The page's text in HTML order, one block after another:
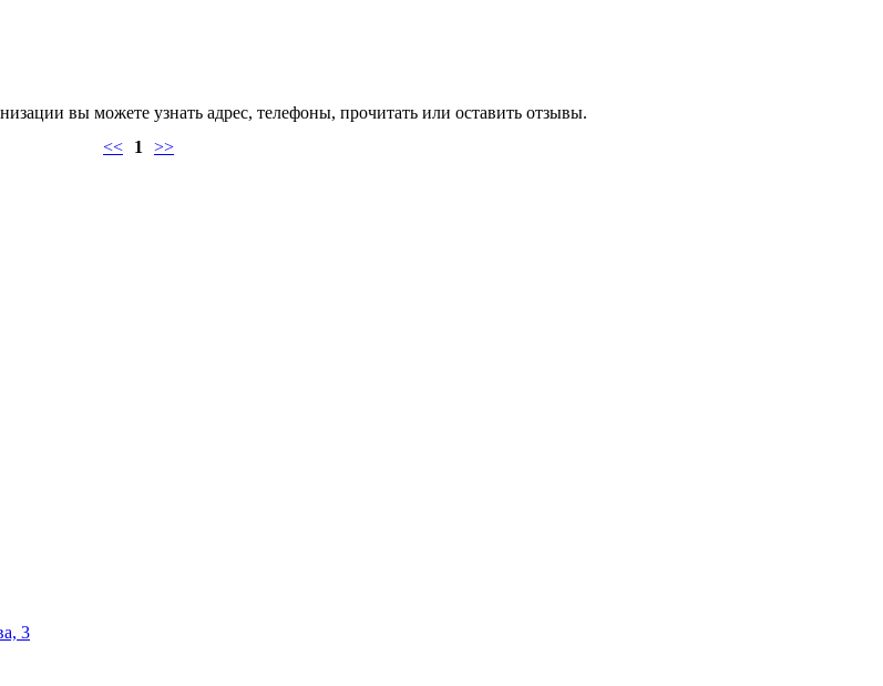
вы можете узнать адрес, телефоны, прочитать или оставить отзывы.
<<
1 >>
3